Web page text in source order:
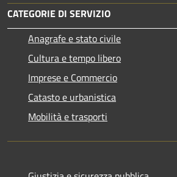
CATEGORIE DI SERVIZIO
Anagrafe e stato civile
Cultura e tempo libero
Imprese e Commercio
Catasto e urbanistica
Mobilità e trasporti